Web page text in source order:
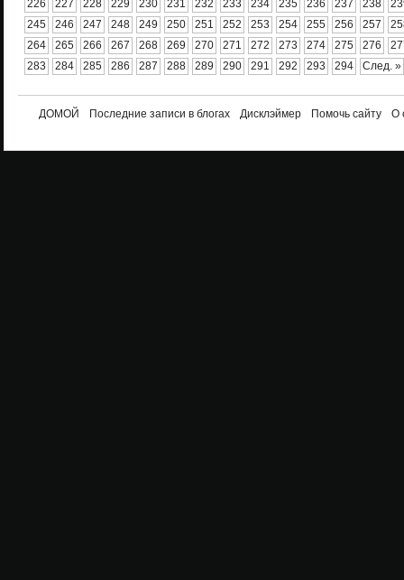
226 227 228 229 230 231 232 233 234 235 236 237 238
245
246 247 248 249 250 251 252 253 254 255 256 257
264
265 266 267 268 269 270 271 272 273 274 275 276
283
284 285 286 287 288 289 290 291 292 293 294 След. »
ДОМОЙ Последние записи в блогах Дисклэймер Помочь сайту О